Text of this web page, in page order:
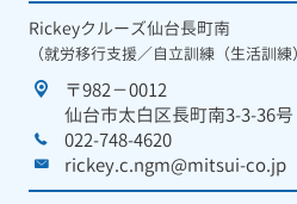
Rickeyクルーズ仙台長町南
（就労移行支援／自立訓練（生活訓練
〒982－0012
仙台市太白区長町南3-3-36
022-748-4620
rickey.c.ngm@mitsui-co.jp